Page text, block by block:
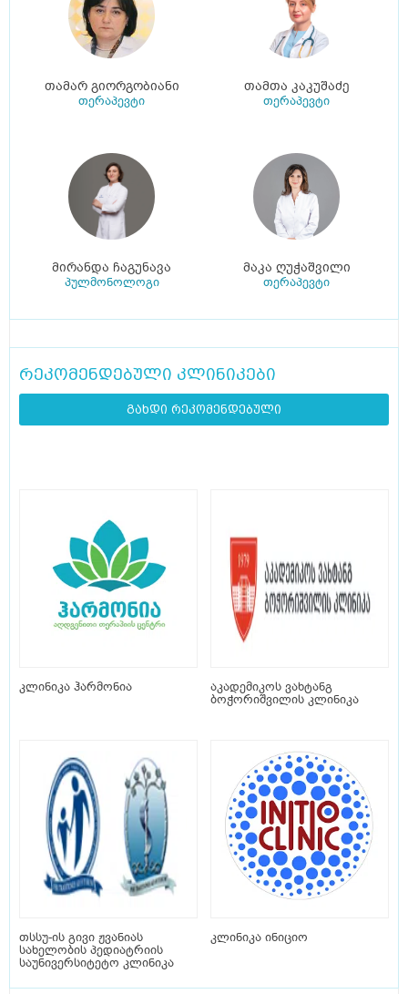
თამარ გიორგობიანი
თერაპევტი
თამთა კაკუშაძე
თერაპევტი
მირანდა ჩაგუნავა
პულმონოლოგი
მაკა ღუჭაშვილი
თერაპევტი
რეკომენდებული კლინიკები
გახდი რეკომენდებული
კლინიკა ჰარმონია
აკადემიკოს ვახტანგ
ბოჭორიშვილის კლინიკა
თსსუ-ის გივი ჟვანიას
სახელობის პედიატრიის
საუნივერსიტეტო კლინიკა
კლინიკა ინიციო